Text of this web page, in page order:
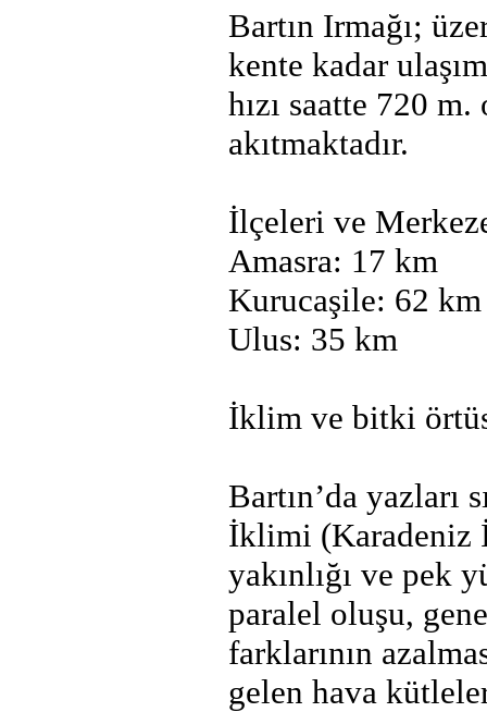
Bartın Irmağı;
kente kadar
hızı saatte 720
akıtmaktadır.
İlçeleri ve
Amasra: 17 km
Kurucaşile: 62 km
Ulus: 35 km
İklim ve bitki
Bartın’da yazları
İklimi (Karadeniz
yakınlığı ve pek
paralel oluşu,
farklarının
gelen hava